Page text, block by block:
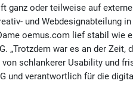
ganz oder teilweise auf
und Webdesignabteilung
oemus.com lief stabil wie
„Trotzdem war es an der Zeit,
schlankerer Usability und
und verantwortlich für die